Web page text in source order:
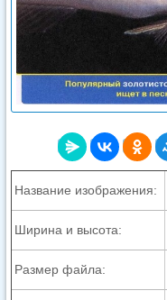
Название изображения:
Ширина и высота:
Размер файла: